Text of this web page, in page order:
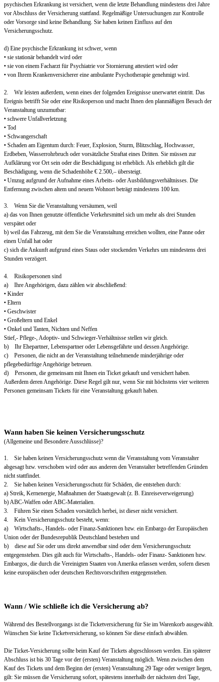
psychischen Erkrankung ist versichert, wenn die letzte Behandlung mindestens drei Jahre
vor Abschluss der Versicherung stattfand. Regelmäßige Untersuchungen zur Kontrolle
oder Vorsorge sind keine Behandlung. Sie haben keinen Einfluss auf den
Versicherungsschutz.
d) Eine psychische Erkrankung ist schwer, wenn
• sie stationär behandelt wird oder
• sie von einem Facharzt für Psychiatrie vor Stornierung attestiert wird oder
• von Ihrem Krankenversicherer eine ambulante Psychotherapie genehmigt wird.
2. Wir leisten außerdem, wenn eines der folgenden Ereignisse unerwartet eintritt. Das
Ereignis betrifft Sie oder eine Risikoperson und macht Ihnen den planmäßigen Besuch der
Veranstaltung unzumutbar:
• schwere Unfallverletzung
• Tod
• Schwangerschaft
• Schaden am Eigentum durch: Feuer, Explosion, Sturm, Blitzschlag, Hochwasser,
Erdbeben, Wasserrohrbruch oder vorsätzliche Straftat eines Dritten. Sie müssen zur
Aufklärung vor Ort sein oder die Beschädigung ist erheblich. Als erheblich gilt die
Beschädigung, wenn die Schadenhöhe € 2.500,– übersteigt.
• Umzug aufgrund der Aufnahme eines Arbeits- oder Ausbildungsverhältnisses. Die
Entfernung zwischen altem und neuem Wohnort beträgt mindestens 100 km.
3. Wenn Sie die Veranstaltung versäumen, weil
a) das von Ihnen genutzte öffentliche Verkehrsmittel sich um mehr als drei Stunden
verspätet oder
b) weil das Fahrzeug, mit dem Sie die Veranstaltung erreichen wollten, eine Panne oder
einen Unfall hat oder
c) sich die Ankunft aufgrund eines Staus oder stockenden Verkehrs um mindestens drei
Stunden verzögert.
4. Risikopersonen sind
a) Ihre Angehörigen, dazu zählen wir abschließend:
• Kinder
• Eltern
• Geschwister
• Großeltern und Enkel
• Onkel und Tanten, Nichten und Neffen
Stief,- Pflege-, Adoptiv- und Schwieger-Verhältnisse stellen wir gleich.
b) Ihr Ehepartner, Lebenspartner oder Lebensgefährte und dessen Angehörige.
c) Personen, die nicht an der Veranstaltung teilnehmende minderjährige oder
pflegebedürftige Angehörige betreuen.
d) Personen, die gemeinsam mit Ihnen ein Ticket gekauft und versichert haben.
Außerdem deren Angehörige. Diese Regel gilt nur, wenn Sie mit höchstens vier weiteren
Personen gemeinsam Tickets für eine Veranstaltung gekauft haben.
Wann haben Sie keinen Versicherungsschutz
(Allgemeine und Besondere Ausschlüsse)?
1. Sie haben keinen Versicherungsschutz wenn die Veranstaltung vom Veranstalter
abgesagt bzw. verschoben wird oder aus anderen den Veranstalter betreffenden Gründen
nicht stattfindet.
2. Sie haben keinen Versicherungsschutz für Schäden, die entstehen durch:
a) Streik, Kernenergie, Maßnahmen der Staatsgewalt (z. B. Einreiseverweigerung)
b) ABC-Waffen oder ABC-Materialien.
3. Führen Sie einen Schaden vorsätzlich herbei, ist dieser nicht versichert.
4. Kein Versicherungsschutz besteht, wenn:
a) Wirtschafts-, Handels- oder Finanz-Sanktionen bzw. ein Embargo der Europäischen
Union oder der Bundesrepublik Deutschland bestehen und
b) diese auf Sie oder uns direkt anwendbar sind oder dem Versicherungsschutz
entgegenstehen. Dies gilt auch für Wirtschafts-, Handels- oder Finanz- Sanktionen bzw.
Embargos, die durch die Vereinigten Staaten von Amerika erlassen werden, sofern diesen
keine europäischen oder deutschen Rechtsvorschriften entgegenstehen.
Wann / Wie schließe ich die Versicherung ab?
Während des Bestellvorgangs ist die Ticketversicherung für Sie im Warenkorb ausgewählt.
Wünschen Sie keine Ticketversicherung, so können Sie diese einfach abwählen.
Die Ticket-Versicherung sollte beim Kauf der Tickets abgeschlossen werden. Ein späterer
Abschluss ist bis 30 Tage vor der (ersten) Veranstaltung möglich. Wenn zwischen dem
Kauf des Tickets und dem Beginn der (ersten) Veranstaltung 29 Tage oder weniger liegen,
gilt: Sie müssen die Versicherung sofort, spätestens innerhalb der nächsten drei Tage,